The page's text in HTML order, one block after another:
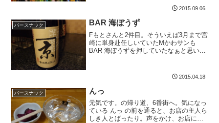
で、入店できず。今回新店舗にて、初入
奥になります。落ち着...
2015.09.06
バースナック BAR 海ぼうず
Fもとさんと2件目。そういえば3月まで宮
崎に単身赴任しいていたMかわサンも
BAR 海ぼうずを押していたなぁと思い出
つまり焼酎が飲めるお店ですね。今度は
2015.04.18
バースナック んっ
元気です。の帰り道、6番街へ。気になっ
ている んっ の前を通ると、お店の主人ら
しき人とばったり。声をかけ、お店に入